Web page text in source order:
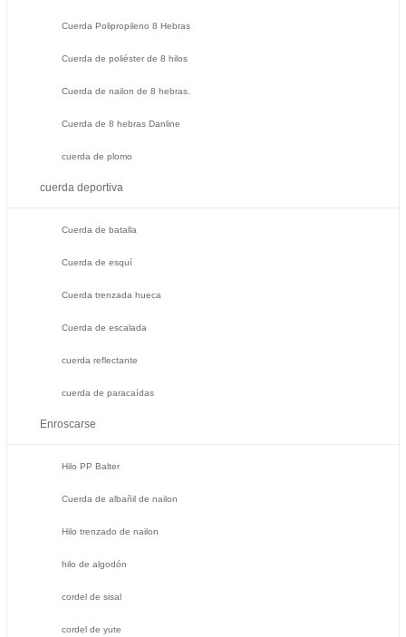
Cuerda Polipropileno 8 Hebras
Cuerda de poliéster de 8 hilos
Cuerda de nailon de 8 hebras.
Cuerda de 8 hebras Danline
cuerda de plomo
cuerda deportiva
Cuerda de batalla
Cuerda de esquí
Cuerda trenzada hueca
Cuerda de escalada
cuerda reflectante
cuerda de paracaídas
Enroscarse
Hilo PP Balter
Cuerda de albañil de nailon
Hilo trenzado de nailon
hilo de algodón
cordel de sisal
cordel de yute